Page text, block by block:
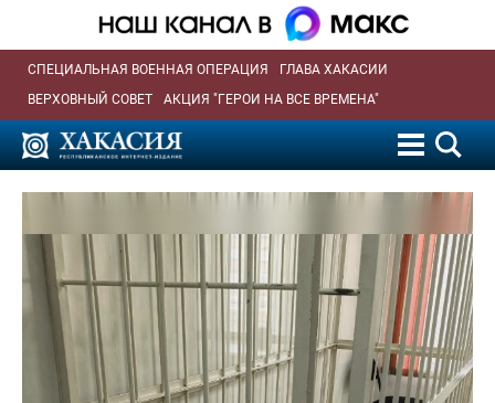
СПЕЦИАЛЬНАЯ ВОЕННАЯ ОПЕРАЦИЯ
ГЛАВА ХАКАСИИ
ВЕРХОВНЫЙ СОВЕТ
АКЦИЯ "ГЕРОИ НА ВСЕ ВРЕМЕНА"